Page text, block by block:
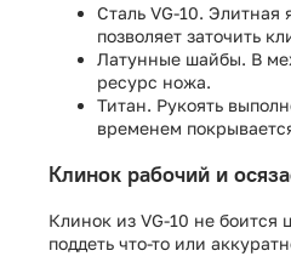
Сталь VG-10. Элитная
позволяет заточить
Латунные шайбы. В
ресурс ножа.
Титан. Рукоять
временем
Клинок рабочий и
Клинок из VG-10 не
поддеть что-то или